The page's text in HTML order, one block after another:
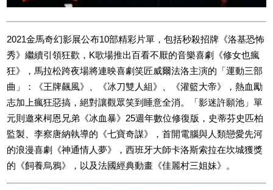
2021金馬奇幻影展公布10部精彩片單，包括秒殺招牌《洛基恐怖
秀》繼續引領狂歡，K歌場推出百看不厭的音樂喜劇《修女也瘋
狂》，馬拉松跨夜場將連映喜劇笑匠威爾法洛主演的「運動三部
曲」：《王牌飆風》、《冰刀雙人組》、《灌籃大帝》，熱血勵
志加上瘋狂惡搞，絕對讓觀眾笑到睡意全消。「影迷許願池」單
元則邀來柯恩兄弟《冰血暴》25週年數位修復版，史蒂芬史匹柏
監製、李察唐納執導的《七寶奇謀》，首開電腦與人類戀愛先河
的浪漫喜劇《神通情人夢》，西班牙大師卡洛斯索拉在坎城獲獎
的《飼養烏鴉》，以及法國經典動畫《佳麗村三姐妹》。